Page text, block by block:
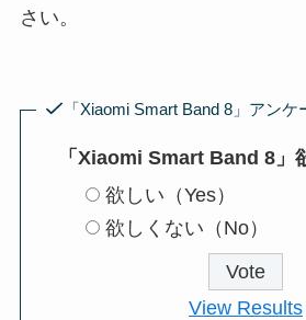
さい。
「Xiaomi Smart Band 8」アンケ
「Xiaomi Smart Band 8」
欲しい（Yes）
欲しくない（No）
View Results